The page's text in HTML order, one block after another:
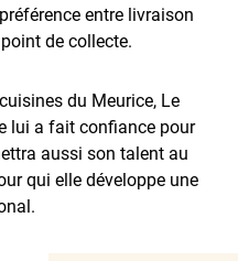
entre livraison
de collecte.
du Meurice, Le
lui a fait confiance pour
aussi son talent au
qui elle développe une